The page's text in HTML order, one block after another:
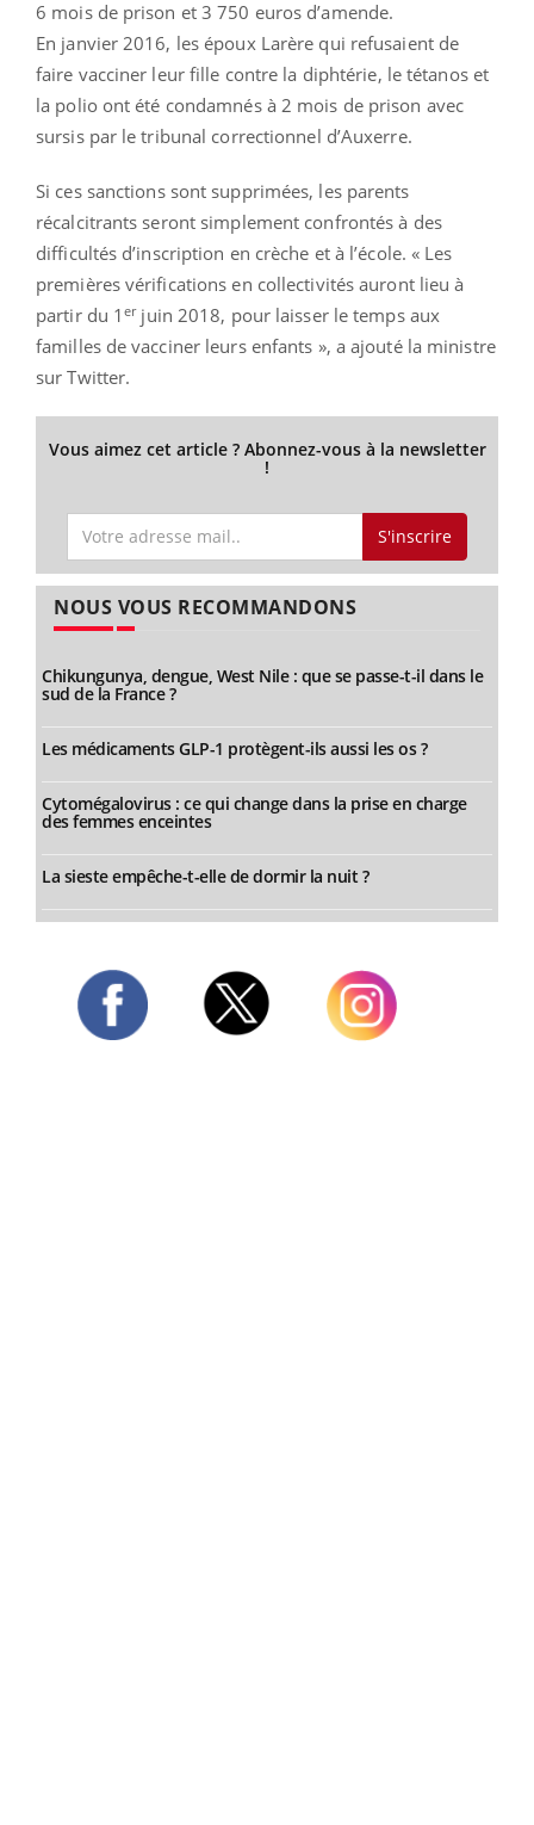
6 mois de prison et 3 750 euros d’amende.
En janvier 2016, les époux Larère qui refusaient de
faire vacciner leur fille contre la diphtérie, le tétanos et
la polio ont été condamnés à 2 mois de prison avec
sursis par le tribunal correctionnel d’Auxerre.
Si ces sanctions sont supprimées, les parents
récalcitrants seront simplement confrontés à des
difficultés d’inscription en crèche et à l’école. « Les
premières vérifications en collectivités auront lieu à
partir du 1erjuin 2018, pour laisser le temps aux
familles de vacciner leurs enfants », a ajouté la ministre
sur Twitter.
Vous aimez cet article ? Abonnez-vous à la newsletter
!
S'inscrire
NOUS VOUS RECOMMANDONS
Chikungunya, dengue, West Nile : que se passe-t-il dans le
sud de la France ?
Les médicaments GLP-1 protègent-ils aussi les os ?
Cytomégalovirus : ce qui change dans la prise en charge
des femmes enceintes
La sieste empêche-t-elle de dormir la nuit ?